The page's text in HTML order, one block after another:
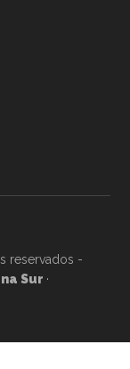
reservados -
Sur ·